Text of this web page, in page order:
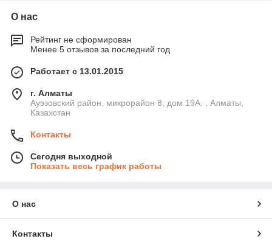
О нас
Рейтинг не сформирован
Менее 5 отзывов за последний год
Работает с 13.01.2015
г. Алматы
Ауэзовский район, микрорайон 8, дом 19А. , Алматы,
Казахстан
Контакты
Сегодня выходной
Показать весь график работы
О нас
Контакты